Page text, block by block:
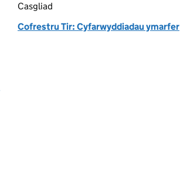
Casgliad
Cofrestru Tir: Cyfarwyddiadau ymarfer